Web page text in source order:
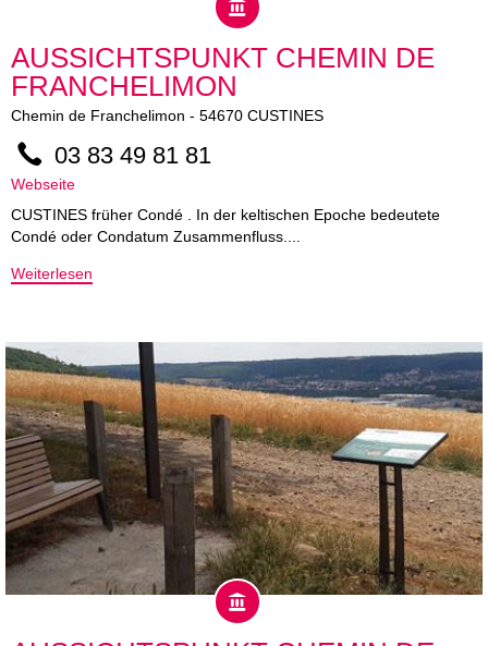
AUSSICHTSPUNKT CHEMIN DE
FRANCHELIMON
Chemin de Franchelimon - 54670 CUSTINES
03 83 49 81 81
Webseite
CUSTINES früher Condé . In der keltischen Epoche bedeutete
Condé oder Condatum Zusammenfluss....
Weiterlesen